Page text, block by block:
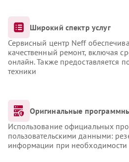
Широкий спектр услуг
Сервисный центр Neff
качественный ремонт, включая
онлайн. Также предоставляется
техники
Оригинальные
Использование официальных
пользовательскими данными:
информации при необходимости